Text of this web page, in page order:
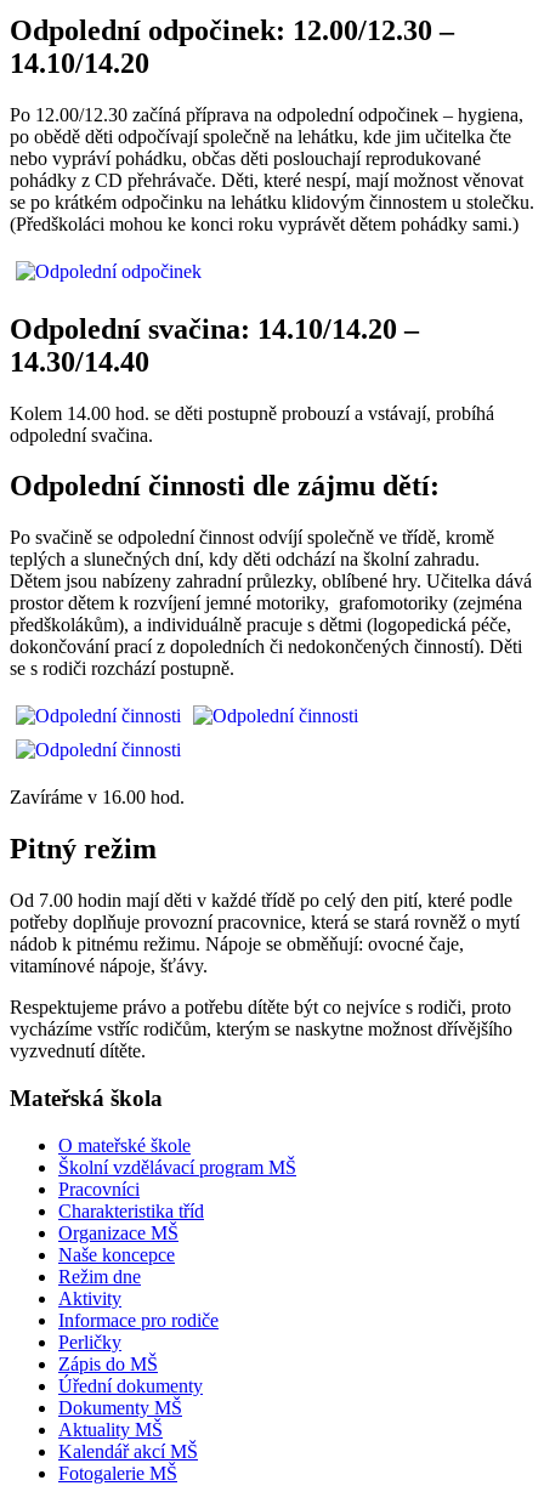
Odpolední odpočinek: 12.00/12.30 –
14.10/14.20
Po 12.00/12.30 začíná příprava na odpolední odpočinek – hygiena,
po obědě děti odpočívají společně na lehátku, kde jim učitelka čte
nebo vypráví pohádku, občas děti poslouchají reprodukované
pohádky z CD přehrávače. Děti, které nespí, mají možnost věnovat
se po krátkém odpočinku na lehátku klidovým činnostem u stolečku.
(Předškoláci mohou ke konci roku vyprávět dětem pohádky sami.)
Odpolední svačina: 14.10/14.20 –
14.30/14.40
Kolem 14.00 hod. se děti postupně probouzí a vstávají, probíhá
odpolední svačina.
Odpolední činnosti dle zájmu dětí:
Po svačině se odpolední činnost odvíjí společně ve třídě, kromě
teplých a slunečných dní, kdy děti odchází na školní zahradu.
Dětem jsou nabízeny zahradní průlezky, oblíbené hry. Učitelka dává
prostor dětem k rozvíjení jemné motoriky, grafomotoriky (zejména
předškolákům), a individuálně pracuje s dětmi (logopedická péče,
dokončování prací z dopoledních či nedokončených činností). Děti
se s rodiči rozchází postupně.
Zavíráme v 16.00 hod.
Pitný režim
Od 7.00 hodin mají děti v každé třídě po celý den pití, které podle
potřeby doplňuje provozní pracovnice, která se stará rovněž o mytí
nádob k pitnému režimu. Nápoje se obměňují: ovocné čaje,
vitamínové nápoje, šťávy.
Respektujeme právo a potřebu dítěte být co nejvíce s rodiči, proto
vycházíme vstříc rodičům, kterým se naskytne možnost dřívějšího
vyzvednutí dítěte.
Mateřská škola
O mateřské škole
Školní vzdělávací program MŠ
Pracovníci
Charakteristika tříd
Organizace MŠ
Naše koncepce
Režim dne
Aktivity
Informace pro rodiče
Perličky
Zápis do MŠ
Úřední dokumenty
Dokumenty MŠ
Aktuality MŠ
Kalendář akcí MŠ
Fotogalerie MŠ